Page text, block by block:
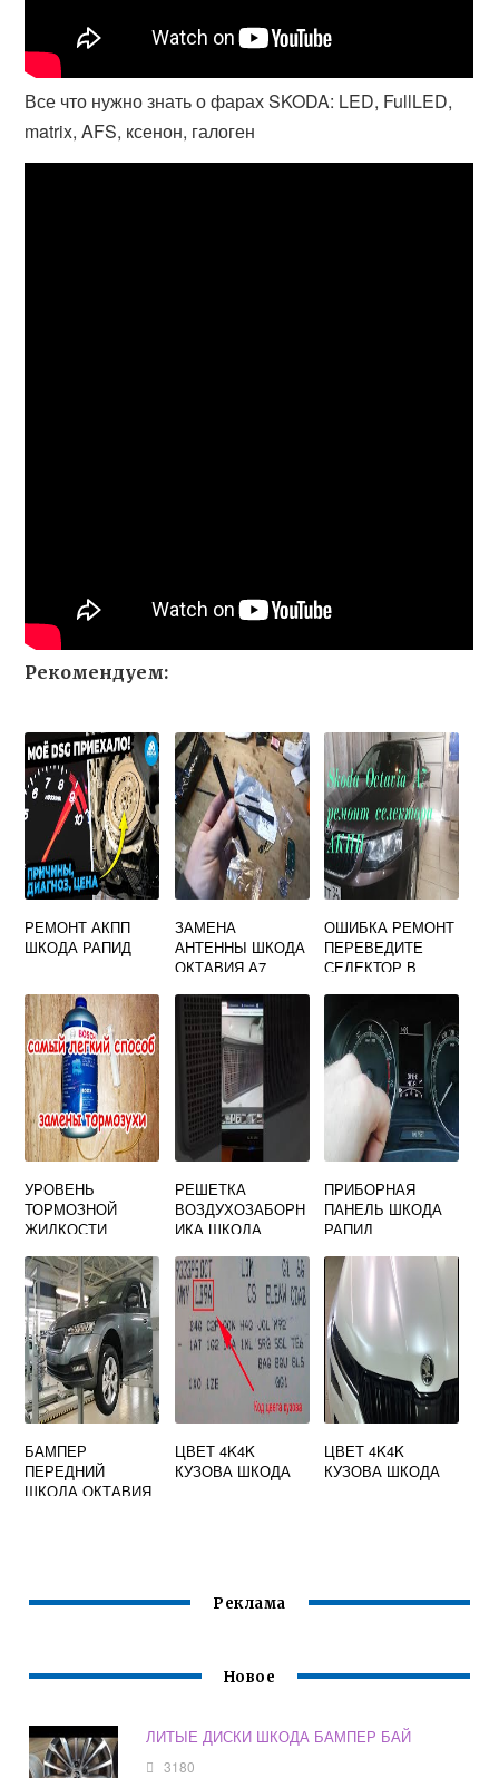
Все что нужно знать о фарах SKODA: LED, FullLED,
matrix, AFS, ксенон, галоген
Рекомендуем:
РЕМОНТ АКПП
ШКОДА РАПИД
ЗАМЕНА
АНТЕННЫ ШКОДА
ОКТАВИЯ А7
ОШИБКА РЕМОНТ
ПЕРЕВЕДИТЕ
СЕЛЕКТОР В
А7
УРОВЕНЬ
ТОРМОЗНОЙ
ЖИДКОСТИ
РЕШЕТКА
ВОЗДУХОЗАБОРН
ИКА ШКОДА
ПРИБОРНАЯ
ПАНЕЛЬ ШКОДА
РАПИД
БАМПЕР
ПЕРЕДНИЙ
ШКОДА ОКТАВИЯ
ЦВЕТ 4K4K
КУЗОВА ШКОДА
ЦВЕТ 4K4K
КУЗОВА ШКОДА
Реклама
Новое
ЛИТЫЕ ДИСКИ ШКОДА БАМПЕР БАЙ
3180